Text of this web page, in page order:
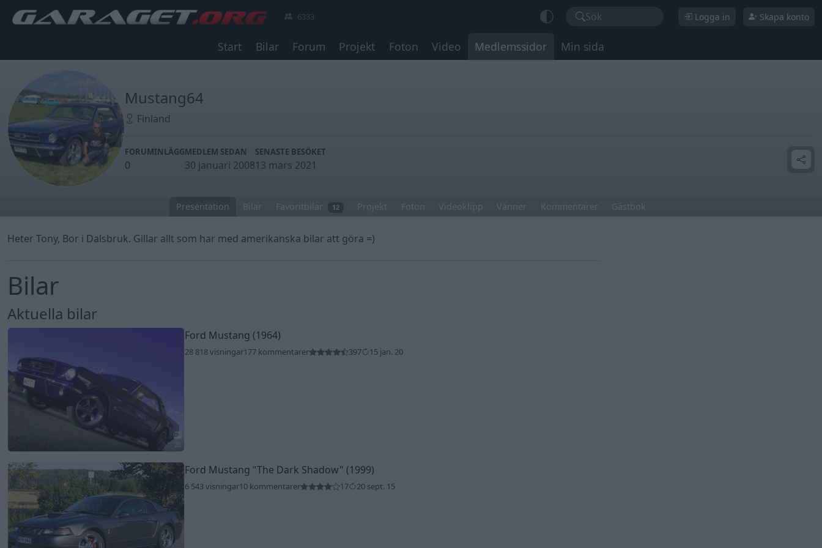
6333 Sök Logga in Skapa konto
Start Bilar Forum Projekt Foton Video Medlemssidor Min sida
Mustang64
Finland
FORUMINLÄGG
0
MEDLEM SEDAN
30 januari 2008
SENASTE BESÖKET
13 mars 2021
Presentation Bilar Favoritbilar 12 Projekt Foton Videoklipp Vänner Kommentarer Gästbok
Heter Tony, Bor i Dalsbruk. Gillar allt som har med amerikanska bilar att göra =)
Bilar
Aktuella bilar
20
Ford Mustang (1964)
28 818 visningar177 kommentarer 397 15 jan. 20
Ford Mustang "The Dark Shadow" (1999)
6 543 visningar10 kommentarer 17 20 sept. 15